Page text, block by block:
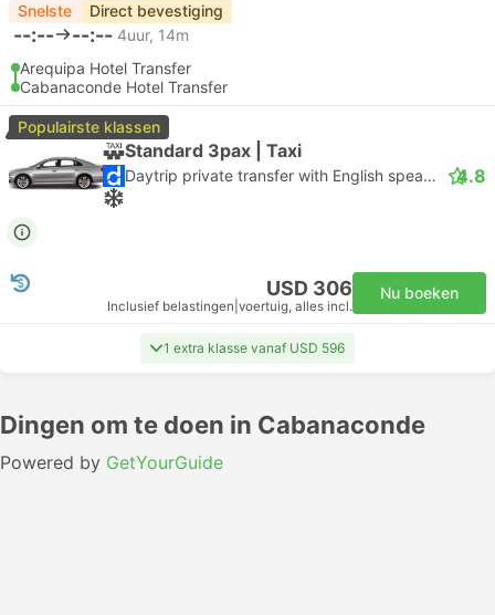
Snelste Direct bevestiging
--:-- --:-- 4uur, 14m
Arequipa Hotel Transfer
Cabanaconde Hotel Transfer
Populairste klassen
Standard 3pax | Taxi
Daytrip private transfer with English speaking driver 4.8
USD 306
Inclusief belastingen voertuig, alles incl.
Nu boeken
1 extra klasse vanaf USD 596
Dingen om te doen in Cabanaconde
Powered by GetYourGuide